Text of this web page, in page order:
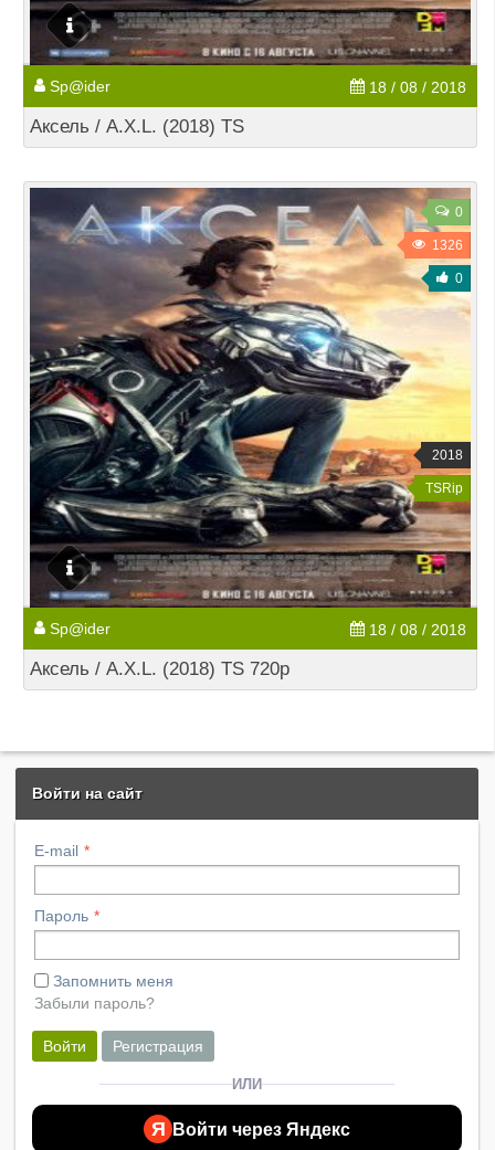
Sp@ider 18 / 08 / 2018
Аксель / A.X.L. (2018) TS
0
1326
0
2018
TSRip
Sp@ider 18 / 08 / 2018
Аксель / A.X.L. (2018) TS 720p
Войти на сайт
E-mail
Пароль
Запомнить меня
Забыли пароль?
Войти Регистрация
ИЛИ
Я Войти через Яндекс